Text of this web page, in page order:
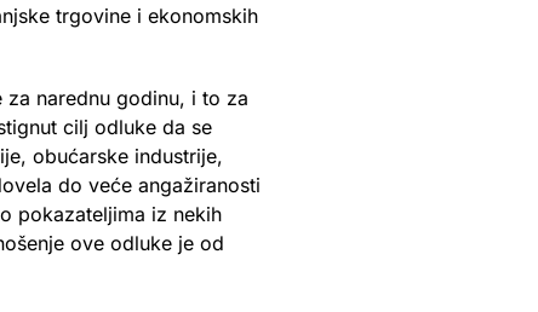
trgovine i ekonomskih
narednu godinu, i to za
cilj odluke da se
obućarske industrije,
do veće angažiranosti
pokazateljima iz nekih
ove odluke je od